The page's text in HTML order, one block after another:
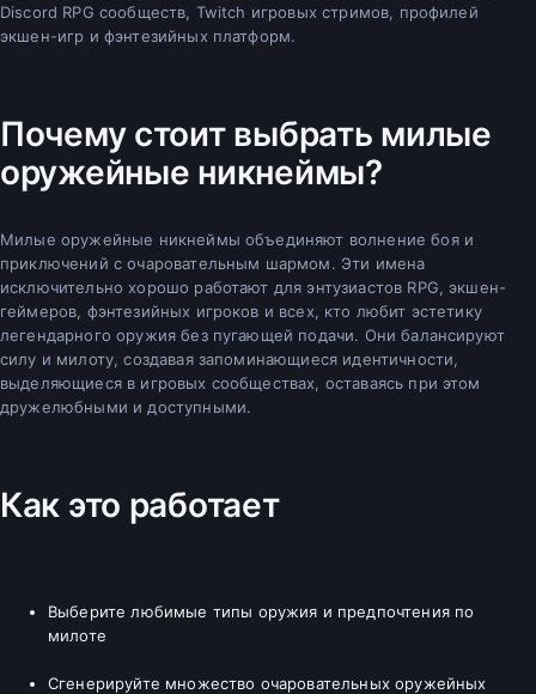
Discord RPG сообществ, Twitch игровых стримов, профилей
экшен-игр и фэнтезийных платформ.
Почему стоит выбрать милые
оружейные никнеймы?
Милые оружейные никнеймы объединяют волнение боя и
приключений с очаровательным шармом. Эти имена
исключительно хорошо работают для энтузиастов RPG, экшен-
геймеров, фэнтезийных игроков и всех, кто любит эстетику
легендарного оружия без пугающей подачи. Они балансируют
силу и милоту, создавая запоминающиеся идентичности,
выделяющиеся в игровых сообществах, оставаясь при этом
дружелюбными и доступными.
Как это работает
Выберите любимые типы оружия и предпочтения по
милоте
Сгенерируйте множество очаровательных оружейных